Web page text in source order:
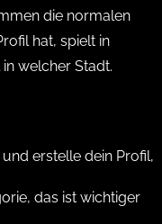
die normalen
hat, spielt in
welcher Stadt.
und erstelle dein Profil,
das ist wichtiger